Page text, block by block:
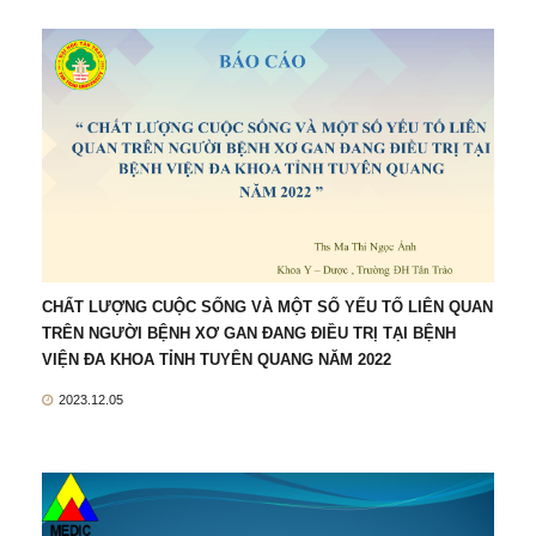
CHẤT LƯỢNG CUỘC SỐNG VÀ MỘT SỐ YẾU TỐ LIÊN QUAN
TRÊN NGƯỜI BỆNH XƠ GAN ĐANG ĐIỀU TRỊ TẠI BỆNH
VIỆN ĐA KHOA TỈNH TUYÊN QUANG NĂM 2022
2023.12.05